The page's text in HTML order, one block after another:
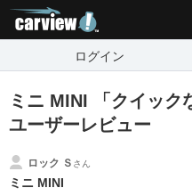
ログイン
ミニ MINI 「クイック
ユーザーレビュー
ロック Ｓ さん
ミニ MINI